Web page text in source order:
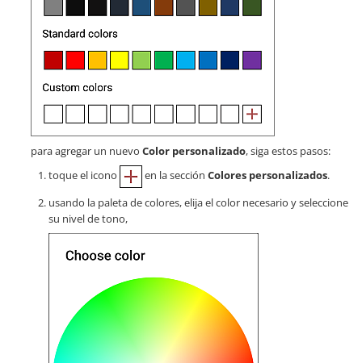
para agregar un nuevo Color personalizado, siga estos pasos:
toque el icono
en la sección Colores personalizados.
usando la paleta de colores, elija el color necesario y seleccione
su nivel de tono,